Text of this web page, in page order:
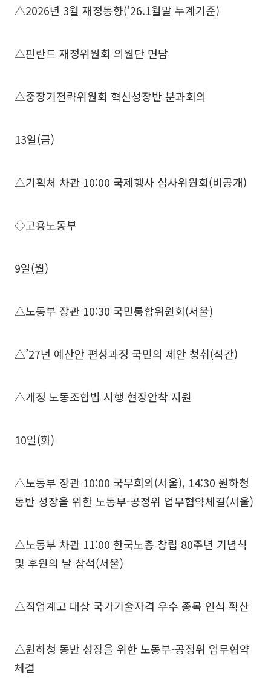
△2026년 3월 재정동향(‘26.1월말 누계기준)
△핀란드 재정위원회 의원단 면담
△중장기전략위원회 혁신성장반 분과회의
13일(금)
△기획처 차관 10:00 국제행사 심사위원회(비공개)
◇고용노동부
9일(월)
△노동부 장관 10:30 국민통합위원회(서울)
△’27년 예산안 편성과정 국민의 제안 청취(석간)
△개정 노동조합법 시행 현장안착 지원
10일(화)
△노동부 장관 10:00 국무회의(서울), 14:30 원하청
동반 성장을 위한 노동부-공정위 업무협약체결(서울)
△노동부 차관 11:00 한국노총 창립 80주년 기념식
및 후원의 날 참석(서울)
△직업계고 대상 국가기술자격 우수 종목 인식 확산
△원하청 동반 성장을 위한 노동부-공정위 업무협약
체결